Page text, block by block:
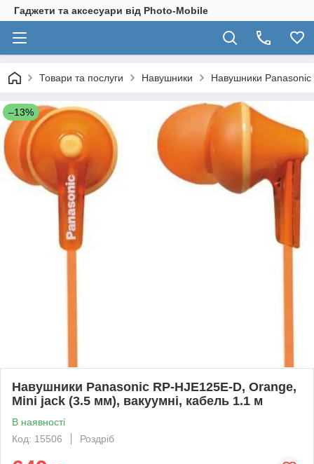
Гаджети та аксесуари від Photo-Mobile
Товари та послуги Навушники Навушники
–13%
Навушники Panasonic RP-HJE125E-D, Orange,
Mini jack (3.5 мм), вакуумні, кабель 1.1 м
В наявності
Код: 15506
Роздріб